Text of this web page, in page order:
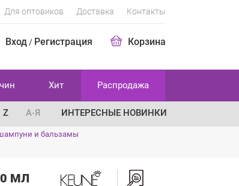
Для оптовиков Доставка Контакты
Вход / Регистрация Корзина
Хит Распродажа
Z А-Я ИНТЕРЕСНЫЕ НОВИНКИ
и бальзамы
МЛ